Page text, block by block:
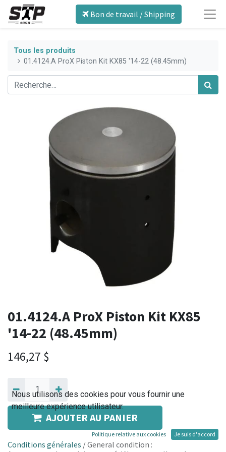
Bon de travail / Shipping
Tous les produits
01.4124.A ProX Piston Kit KX85 '14-22 (48.45mm)
01.4124.A ProX Piston Kit KX85
'14-22 (48.45mm)
146,27 $
AJOUTER AU PANIER
Conditions générales / General condition :
Nous utilisons des cookies pour vous fournir une
meilleure expérience utilisateur.
Politique relative aux cookies Je suis d'accord